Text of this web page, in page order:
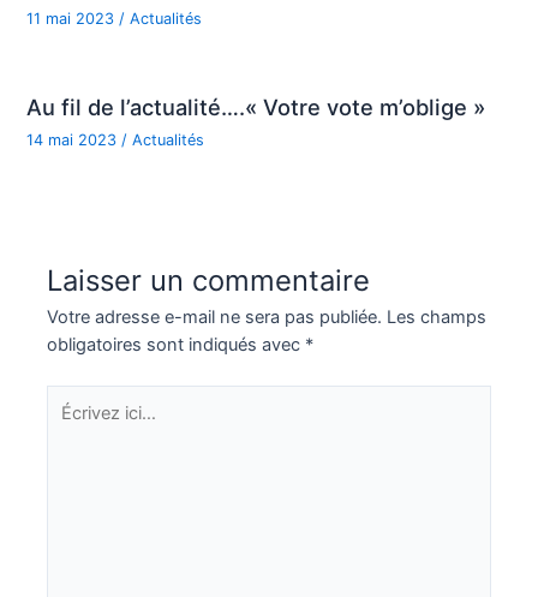
11 mai 2023 /Actualités
Au fil de l’actualité….« Votre vote m’oblige »
14 mai 2023 /Actualités
Laisser un commentaire
Votre adresse e-mail ne sera pas publiée. Les champs
obligatoires sont indiqués avec *
Écrivez
ici…